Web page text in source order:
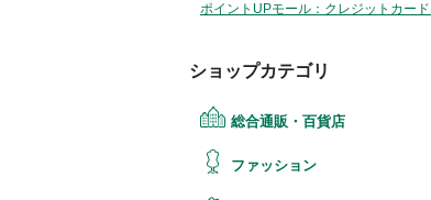
ポイントUPモール：クレジットカー
ショップカテゴリ
総合通販・百貨店
ファッション